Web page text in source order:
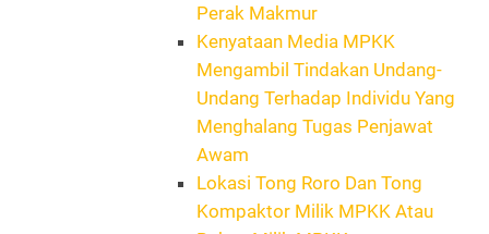
Perak Makmur
Kenyataan Media MPKK
Mengambil Tindakan Undang-
Undang Terhadap Individu Yang
Menghalang Tugas Penjawat
Awam
Lokasi Tong Roro Dan Tong
Kompaktor Milik MPKK Atau